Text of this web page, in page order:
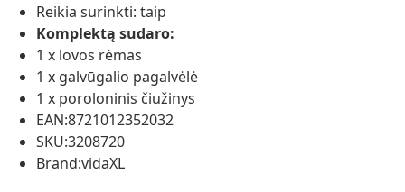
Reikia surinkti: taip
Komplektą sudaro:
1 x lovos rėmas
1 x galvūgalio pagalvėlė
1 x poroloninis čiužinys
EAN:8721012352032
SKU:3208720
Brand:vidaXL